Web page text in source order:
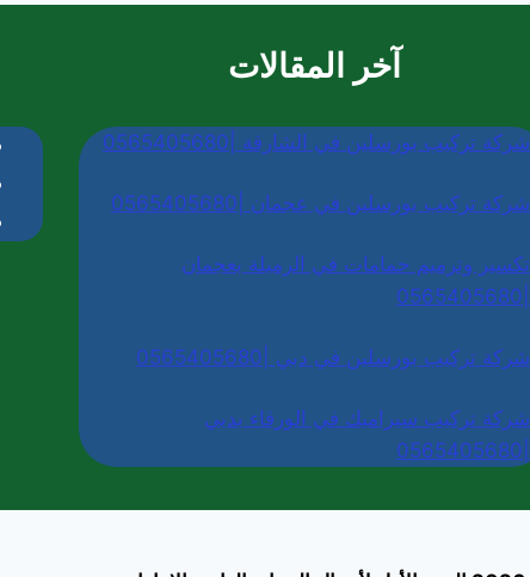
آخر المقالات
شركة تركيب بورسلين في الشارقة |0565405680
شركة تركيب بورسلين في عجمان |0565405680
تكسير وترميم حمامات في الرميلة بعجمان
شركة تركيب بورسلين في دبي |0565405680
شركة تركيب سيراميك في الورقاء بدبي